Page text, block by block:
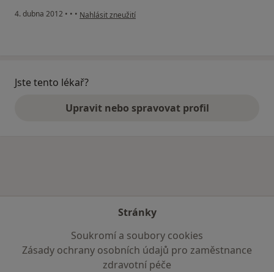
4. dubna 2012 • • • podle názoru uživatele Váš účet byl odstraněn
Nahlásit zneužití
Jste tento lékař?
Upravit nebo spravovat profil
Stránky
Soukromí a soubory cookies
Zásady ochrany osobních údajů pro zaměstnance
zdravotní péče